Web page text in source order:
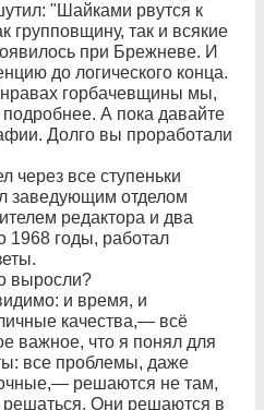
"Шайками рвутся к
групповщину, так и всякие
при Брежневе. И
до логического конца.
горбачевщины мы,
А пока давайте
Долго вы проработали
все ступеньки
заведующим отделом
редактора и два
1968 годы, работал
выросли?
и время, и
качества,— всё
важное, что я понял для
все проблемы, даже
решаются не там,
Они решаются в